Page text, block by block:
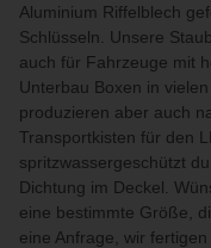
Aluminium Riffelblech
Schlüsseln. Unsere
auch für Fahrzeuge mit
Unterbau Boxen in
produzieren aber auch
Transportkisten für den
spritzwassergeschützt
Dichtung im Deckel.
eine bestimmte Größe,
eine Anfrage, wir